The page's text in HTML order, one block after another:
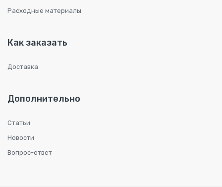
Расходные материалы
Как заказать
Доставка
Дополнительно
Статьи
Новости
Вопрос-ответ